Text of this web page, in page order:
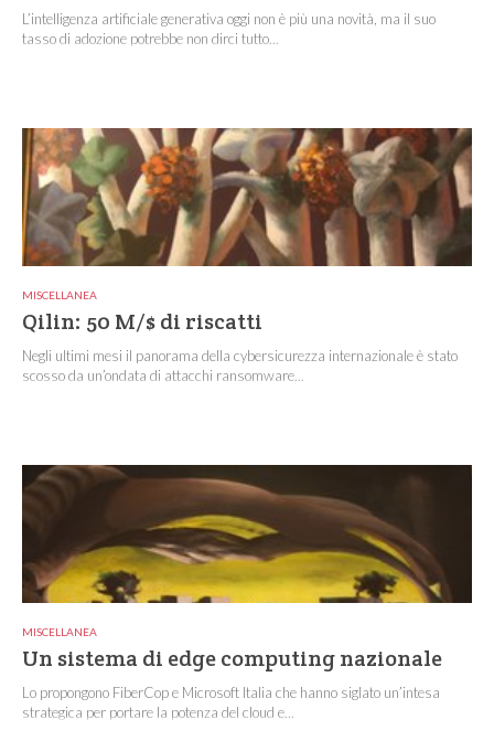
L’intelligenza artificiale generativa oggi non è più una novità, ma il suo
tasso di adozione potrebbe non dirci tutto...
MISCELLANEA
Qilin: 50 M/$ di riscatti
Negli ultimi mesi il panorama della cybersicurezza internazionale è stato
scosso da un’ondata di attacchi ransomware...
MISCELLANEA
Un sistema di edge computing nazionale
Lo propongono FiberCop e Microsoft Italia che hanno siglato un’intesa
strategica per portare la potenza del cloud e...